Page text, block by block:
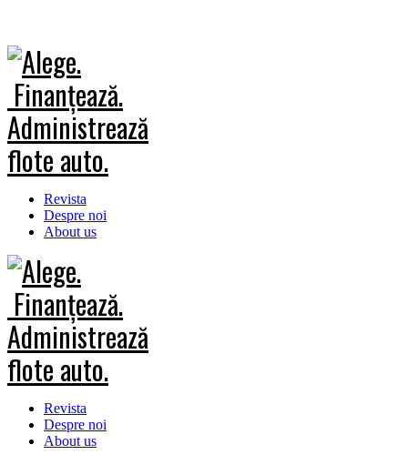
Revista
Despre noi
About us
Revista
Despre noi
About us